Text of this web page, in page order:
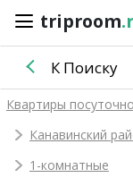
triproom
triproom
Российский
Войти /
К Поиску
Квартиры
Канавинский
1-комнатные